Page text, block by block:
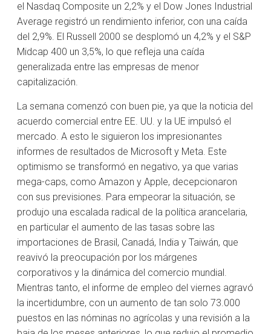
el Nasdaq Composite un 2,2% y el Dow Jones Industrial
Average registró un rendimiento inferior, con una caída
del 2,9%. El Russell 2000 se desplomó un 4,2% y el S&P
Midcap 400 un 3,5%, lo que refleja una caída
generalizada entre las empresas de menor
capitalización.
La semana comenzó con buen pie, ya que la noticia del
acuerdo comercial entre EE. UU. y la UE impulsó el
mercado. A esto le siguieron los impresionantes
informes de resultados de Microsoft y Meta. Este
optimismo se transformó en negativo, ya que varias
mega-caps, como Amazon y Apple, decepcionaron
con sus previsiones. Para empeorar la situación, se
produjo una escalada radical de la política arancelaria,
en particular el aumento de las tasas sobre las
importaciones de Brasil, Canadá, India y Taiwán, que
reavivó la preocupación por los márgenes
corporativos y la dinámica del comercio mundial.
Mientras tanto, el informe de empleo del viernes agravó
la incertidumbre, con un aumento de tan solo 73.000
puestos en las nóminas no agrícolas y una revisión a la